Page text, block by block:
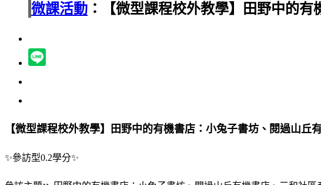
微課活動 ：【微型課程校外教學】田野中的
【微型課程校外教學】田野中的有機書店：小兔子書坊、閱過山丘
✨參訪型0.2學分✨